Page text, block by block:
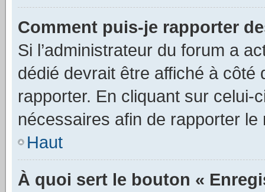
Comment puis-je rapporter
Si l’administrateur du forum a
dédié devrait être affiché à
rapporter. En cliquant sur
nécessaires afin de rapporter le
Haut
À quoi sert le bouton «